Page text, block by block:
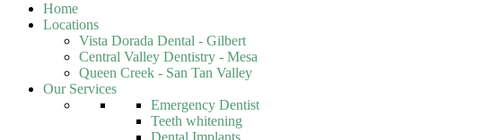
Home
Locations
Vista Dorada Dental - Gilbert
Central Valley Dentistry - Mesa
Queen Creek - San Tan Valley
Our Services
Emergency Dentist
Teeth whitening
Dental Implants